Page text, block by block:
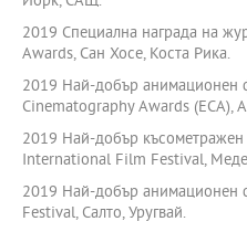
2019 Специална награда на
Awards, Сан Хосе, Коста Рика.
2019 Най-добър анимационен
Cinematography Awards (ECA),
2019 Най-добър
International Film Festival,
2019 Най-добър
Festival, Салто, Уругвай.